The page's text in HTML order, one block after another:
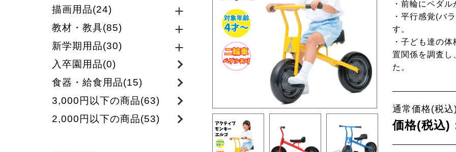
描画用品(24)
教材・教具(85)
新学期用品(30)
入卒園用品(0)
食器・給食用品(15)
3,000円以下の商品(63)
2,000円以下の商品(53)
・前輪にペダ
・平行感覚(バ
す。
・子ども達の
置関係を調査し
た。
通常価格(税
価格(税込)